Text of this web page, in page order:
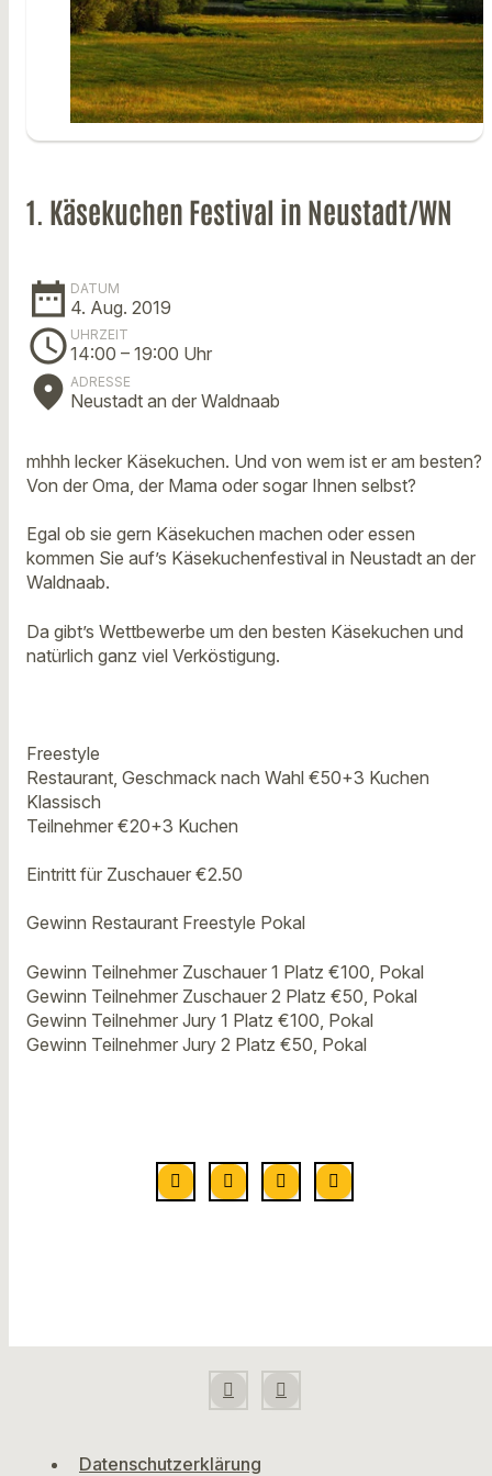
1. Käsekuchen Festival in Neustadt/WN
date_range DATUM
4. Aug. 2019
schedule UHRZEIT
14:00 – 19:00 Uhr
place ADRESSE
Neustadt an der Waldnaab
mhhh lecker Käsekuchen. Und von wem ist er am besten?
Von der Oma, der Mama oder sogar Ihnen selbst?
Egal ob sie gern Käsekuchen machen oder essen
kommen Sie auf’s Käsekuchenfestival in Neustadt an der
Waldnaab.
Da gibt’s Wettbewerbe um den besten Käsekuchen und
natürlich ganz viel Verköstigung.
Freestyle
Restaurant, Geschmack nach Wahl €50+3 Kuchen
Klassisch
Teilnehmer €20+3 Kuchen
Eintritt für Zuschauer €2.50
Gewinn Restaurant Freestyle Pokal
Gewinn Teilnehmer Zuschauer 1 Platz €100, Pokal
Gewinn Teilnehmer Zuschauer 2 Platz €50, Pokal
Gewinn Teilnehmer Jury 1 Platz €100, Pokal
Gewinn Teilnehmer Jury 2 Platz €50, Pokal
Datenschutzerklärung